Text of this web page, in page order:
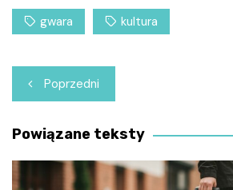
gwara kultura
Nawigacja
wpisu
Poprzedni
Powiązane teksty